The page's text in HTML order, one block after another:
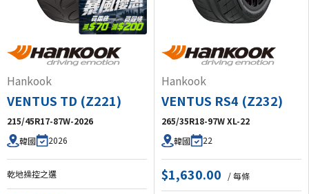
Hankook
VENTUS TD (Z221)
215/45R17-87W-2026
韓國
2026
乾地操控之選
Hankook
VENTUS RS4 (Z232)
265/35R18-97W XL-22
韓國
22
$1,630.00 / 每條